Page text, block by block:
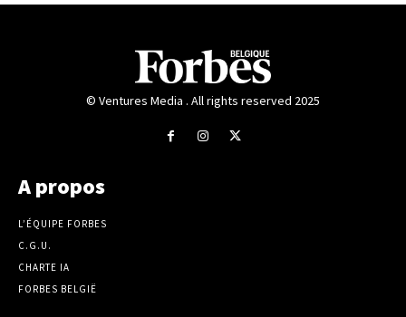
© Ventures Media . All rights reserved 2025
A propos
L’ÉQUIPE FORBES
C.G.U.
CHARTE IA
FORBES BELGIË